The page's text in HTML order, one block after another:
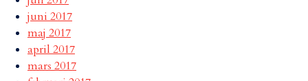
juni 2017
maj 2017
april 2017
mars 2017